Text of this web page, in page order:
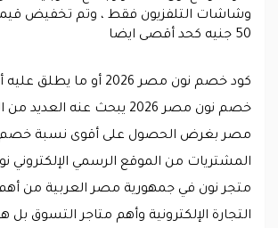
وشاشات التلفزيون فقط ، وتم تخفيض قيمة
50 جنيه كحد أقصى ايضا
كود خصم نون مصر 2026 أو ما
خصم نون مصر 2026 يبحث عنه
مصر بغرض الحصول على أقوى نسبة خصم
المشتريات من الموقع الرسمي الإلكتروني
متجر نون في جمهورية مصر العربية من
التجارة الإلكترونية وأهم متاجر التسوق بل